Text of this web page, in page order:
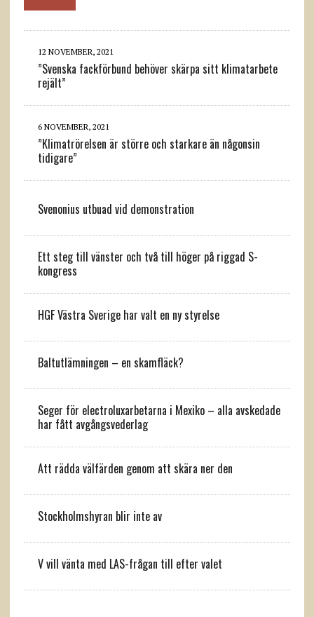
12 NOVEMBER, 2021
”Svenska fackförbund behöver skärpa sitt klimatarbete
rejält”
6 NOVEMBER, 2021
”Klimatrörelsen är större och starkare än någonsin
tidigare”
Svenonius utbuad vid demonstration
Ett steg till vänster och två till höger på riggad S-
kongress
HGF Västra Sverige har valt en ny styrelse
Baltutlämningen – en skamfläck?
Seger för electroluxarbetarna i Mexiko – alla avskedade
har fått avgångsvederlag
Att rädda välfärden genom att skära ner den
Stockholmshyran blir inte av
V vill vänta med LAS-frågan till efter valet